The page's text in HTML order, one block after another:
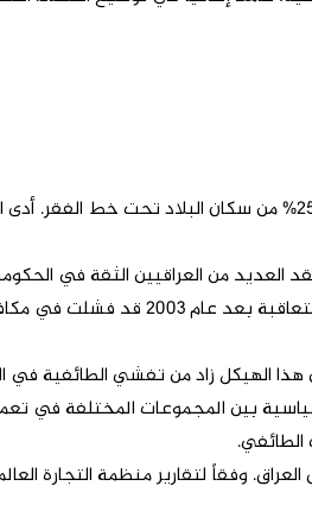
وفقاً لإحصاءات البنك الدولي، بلغ معدل البطالة في العراق في عام 2022 أكثر من 16%،
العديد من العراقيين الثقة في
المسؤولين. وفقاً لاستطلاعات الرأي التي أجرتها
هذا الهيكل زاد من تفشي الطائفية
بين المجموعات المختلفة في
الطائفي.
وفقاً لتقارير منظمة التجارة